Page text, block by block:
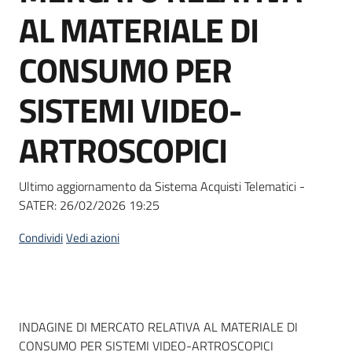
Supporto
Piattaforme
telematiche
AL MATERIALE DI
CONSUMO PER
SISTEMI VIDEO-
ARTROSCOPICI
Ultimo aggiornamento da Sistema Acquisti Telematici -
SATER: 26/02/2026 19:25
CondividiVedi azioni
Dati del bando
INDAGINE DI MERCATO RELATIVA AL MATERIALE DI
CONSUMO PER SISTEMI VIDEO-ARTROSCOPICI